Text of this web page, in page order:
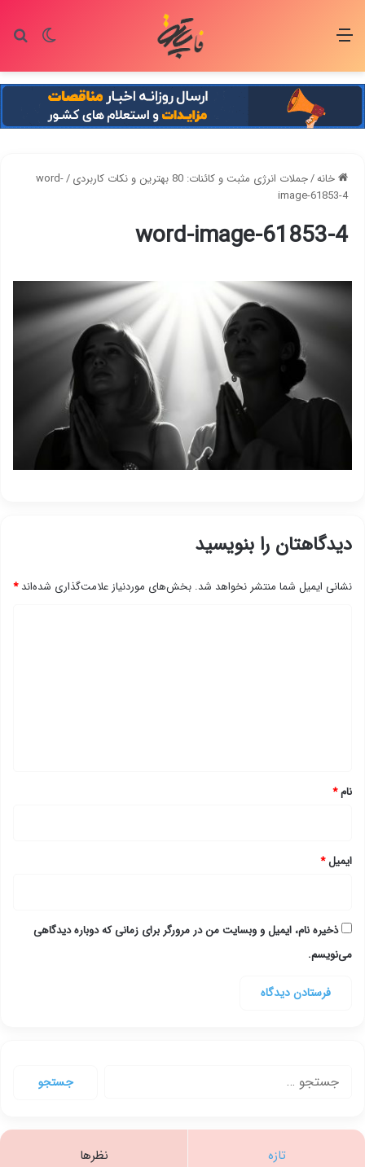
تغییر منو
خانه/جملات انرژی مثبت و کائنات: 80 بهترین و نکات کاربردی /
word-
image-61853-4
word-image-61853-4
دیدگاهتان را بنویسید
نشانی ایمیل شما منتشر نخواهد شد. بخش‌های موردنیاز علامت‌گذاری شده‌اند*
نام*
ایمیل*
ذخیره نام، ایمیل و وبسایت من در مرورگر برای زمانی که دوباره دیدگاهی
می‌نویسم.
تازه نظرها